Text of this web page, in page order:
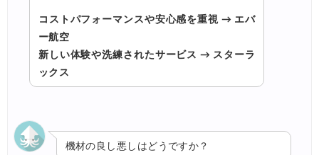
コストパフォーマンスや安心感を重視 → エバ
ー航空
新しい体験や洗練されたサービス → スターラ
ックス
機材の良し悪しはどうですか？